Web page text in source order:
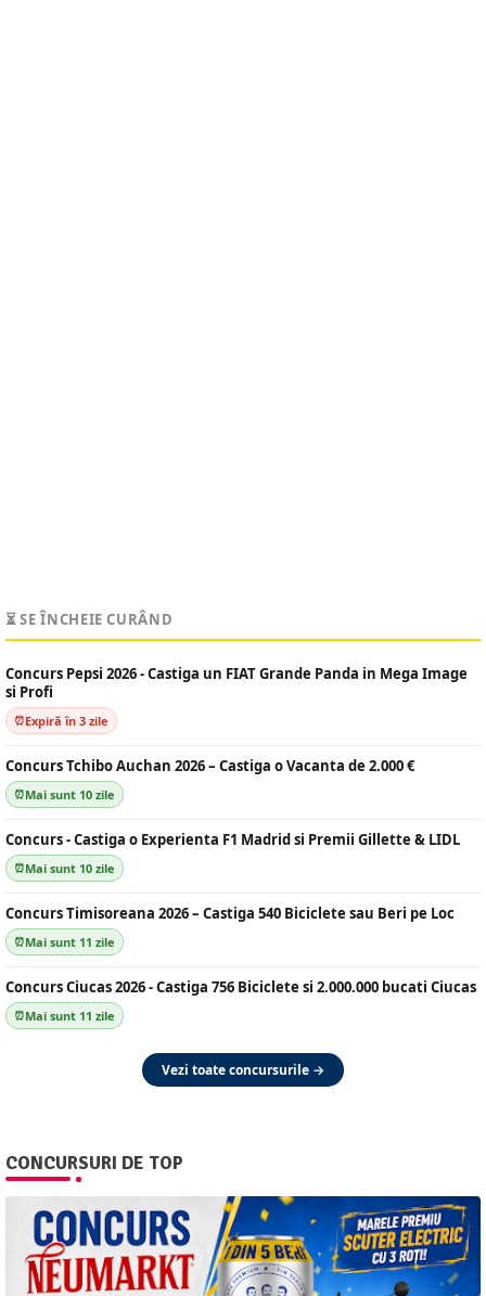
⏳ SE ÎNCHEIE CURÂND
Concurs Pepsi 2026 - Castiga un FIAT Grande Panda in Mega Image
si Profi
Expiră în 3 zile
Concurs Tchibo Auchan 2026 – Castiga o Vacanta de 2.000 €
Mai sunt 10 zile
Concurs - Castiga o Experienta F1 Madrid si Premii Gillette & LIDL
Mai sunt 10 zile
Concurs Timisoreana 2026 – Castiga 540 Biciclete sau Beri pe Loc
Mai sunt 11 zile
Concurs Ciucas 2026 - Castiga 756 Biciclete si 2.000.000 bucati Ciucas
Mai sunt 11 zile
Vezi toate concursurile →
CONCURSURI DE TOP